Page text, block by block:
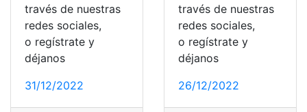
través de nuestras
redes sociales,
o regístrate y
déjanos
31/12/2022
través de nuestras
redes sociales,
o regístrate y
déjanos
26/12/2022